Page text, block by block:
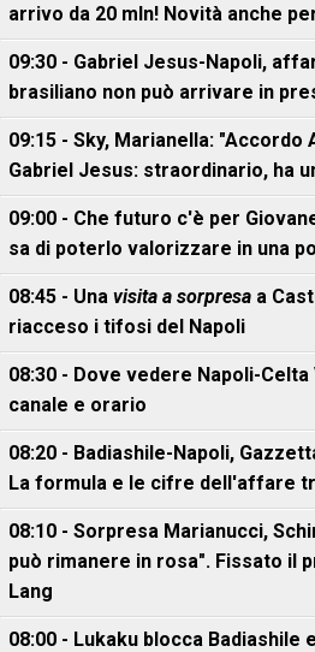
arrivo da 20 mln! Novità anche
09:30 - Gabriel Jesus-Napoli,
brasiliano non può arrivare in
09:15 - Sky, Marianella: "Accordo
Gabriel Jesus: straordinario, ha
09:00 - Che futuro c'è per
sa di poterlo valorizzare in una
08:45 - Una visita a sorpresa a
riacceso i tifosi del Napoli
08:30 - Dove vedere Napoli-
canale e orario
08:20 - Badiashile-Napoli,
La formula e le cifre dell'affare
08:10 - Sorpresa Marianucci,
può rimanere in rosa". Fissato il
Lang
08:00 - Lukaku blocca Badiashile